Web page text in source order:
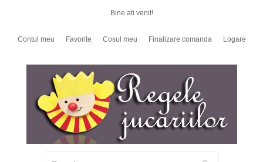
Bine ati venit!
Contul meu Favorite Cosul meu Finalizare comanda Logare